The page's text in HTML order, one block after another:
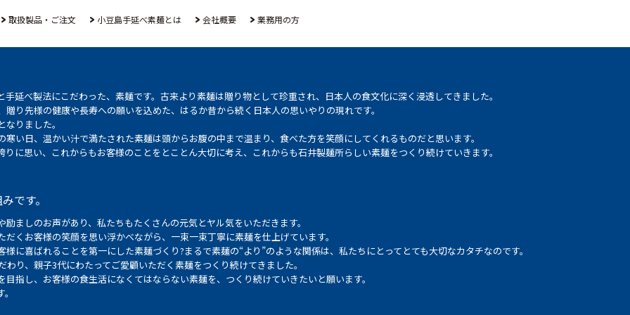
取扱製品・ご注文 小豆島手延べ素麺とは 会社概要 業務用の方
延べ製法にこだわった、素麺です。古来より素麺は贈り物として珍重され、日本人の食文化に深く浸透してきました。
り先様の健康や長寿への願いを込めた、はるか昔から続く日本人の思いやりの現れです。
りました。
い日、温かい汁で満たされた素麺は頭からお腹の中まで温まり、食べた方を笑顔にしてくれるものだと思います。
に思い、これからもお客様のことをとことん大切に考え、これからも石井製麺所らしい素麺をつくり続けていきます。
です。
ましのお声があり、私たちもたくさんの元気とヤル気をいただきます。
くお客様の笑顔を思い浮かべながら、一束一束丁寧に素麺を仕上げています。
に喜ばれることを第一にした素麺づくり?まるで素麺の“より”のような関係は、私たちにとってとても大切なカタチなのです。
り、親子3代にわたってご愛顧いただく素麺をつくり続けてきました。
指し、お客様の食生活になくてはならない素麺を、つくり続けていきたいと願います。